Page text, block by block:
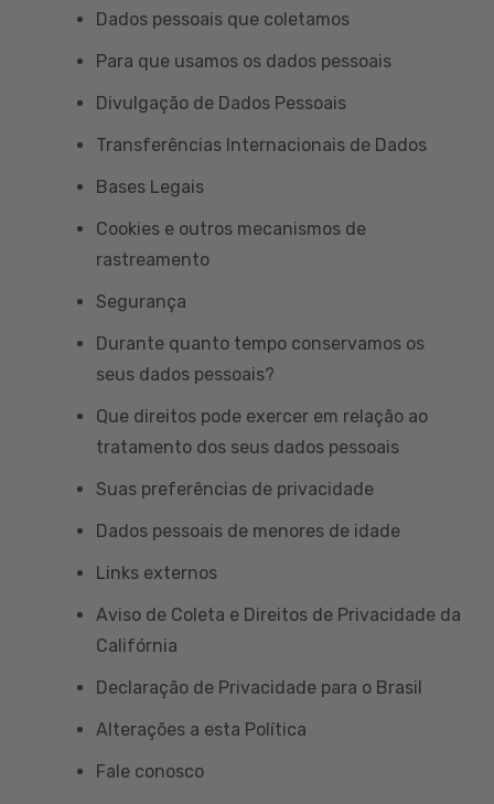
Dados pessoais que coletamos
Para que usamos os dados pessoais
Divulgação de Dados Pessoais
Transferências Internacionais de Dados
Bases Legais
Cookies e outros mecanismos de
rastreamento
Segurança
Durante quanto tempo conservamos os
seus dados pessoais?
Que direitos pode exercer em relação ao
tratamento dos seus dados pessoais
Suas preferências de privacidade
Dados pessoais de menores de idade
Links externos
Aviso de Coleta e Direitos de Privacidade da
Califórnia
Declaração de Privacidade para o Brasil
Alterações a esta Política
Fale conosco